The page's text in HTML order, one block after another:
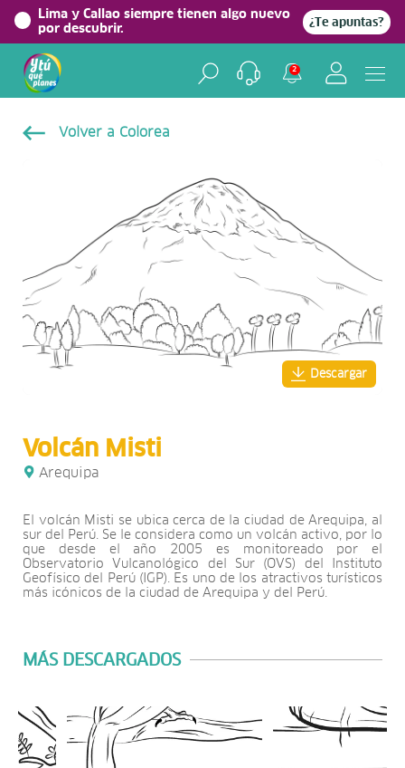
Lima y Callao siempre tienen algo nuevo
por descubrir.
¿Te apuntas?
2
Volver a Colorea
Descargar
Volcán Misti
Arequipa
El volcán Misti se ubica cerca de la ciudad de Arequipa, al
sur del Perú. Se le considera como un volcán activo, por lo
que desde el año 2005 es monitoreado por el
Observatorio Vulcanológico del Sur (OVS) del Instituto
Geofísico del Perú (IGP). Es uno de los atractivos turísticos
más icónicos de la ciudad de Arequipa y del Perú.
MÁS DESCARGADOS